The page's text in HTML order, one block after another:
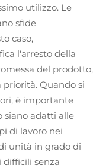
utilizzo. Le
sfide
caso,
l'arresto della
del prodotto,
Quando si
è importante
siano adatti alle
di lavoro nei
unità in grado di
senza